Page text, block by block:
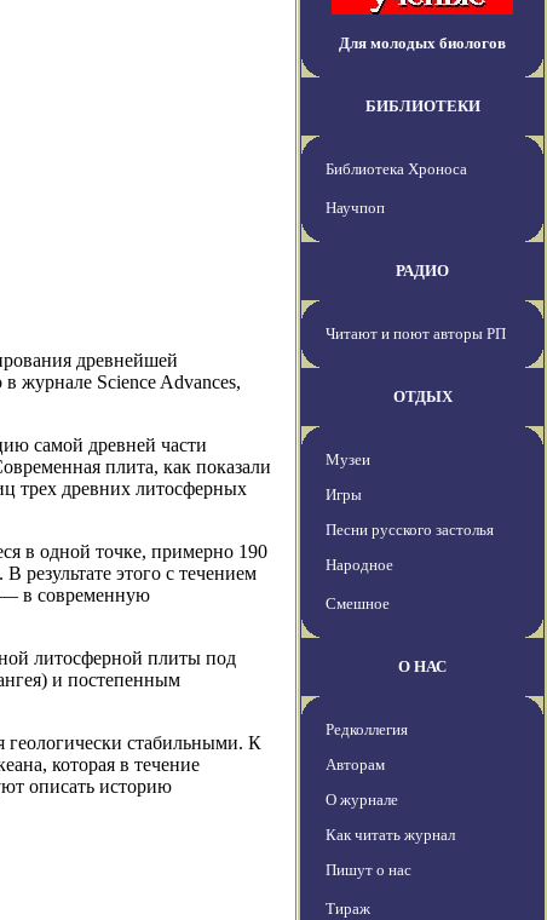
древнейшей
журнале Science Advances,
самой древней части
плита, как показали
трех древних литосферных
в одной точке, примерно 190
результате этого с течением
— в современную
литосферной плиты под
и постепенным
геологически стабильными. К
которая в течение
описать историю
Для молодых биологов
БИБЛИОТЕКИ
Библиотека Хроноса
Научпоп
РАДИО
Читают и поют авторы РП
ОТДЫХ
Музеи
Игры
Песни русского застолья
Народное
Смешное
О НАС
Редколлегия
Авторам
О журнале
Как читать журнал
Пишут о нас
Тираж